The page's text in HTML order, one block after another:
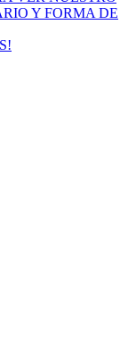
Y FORMA DE